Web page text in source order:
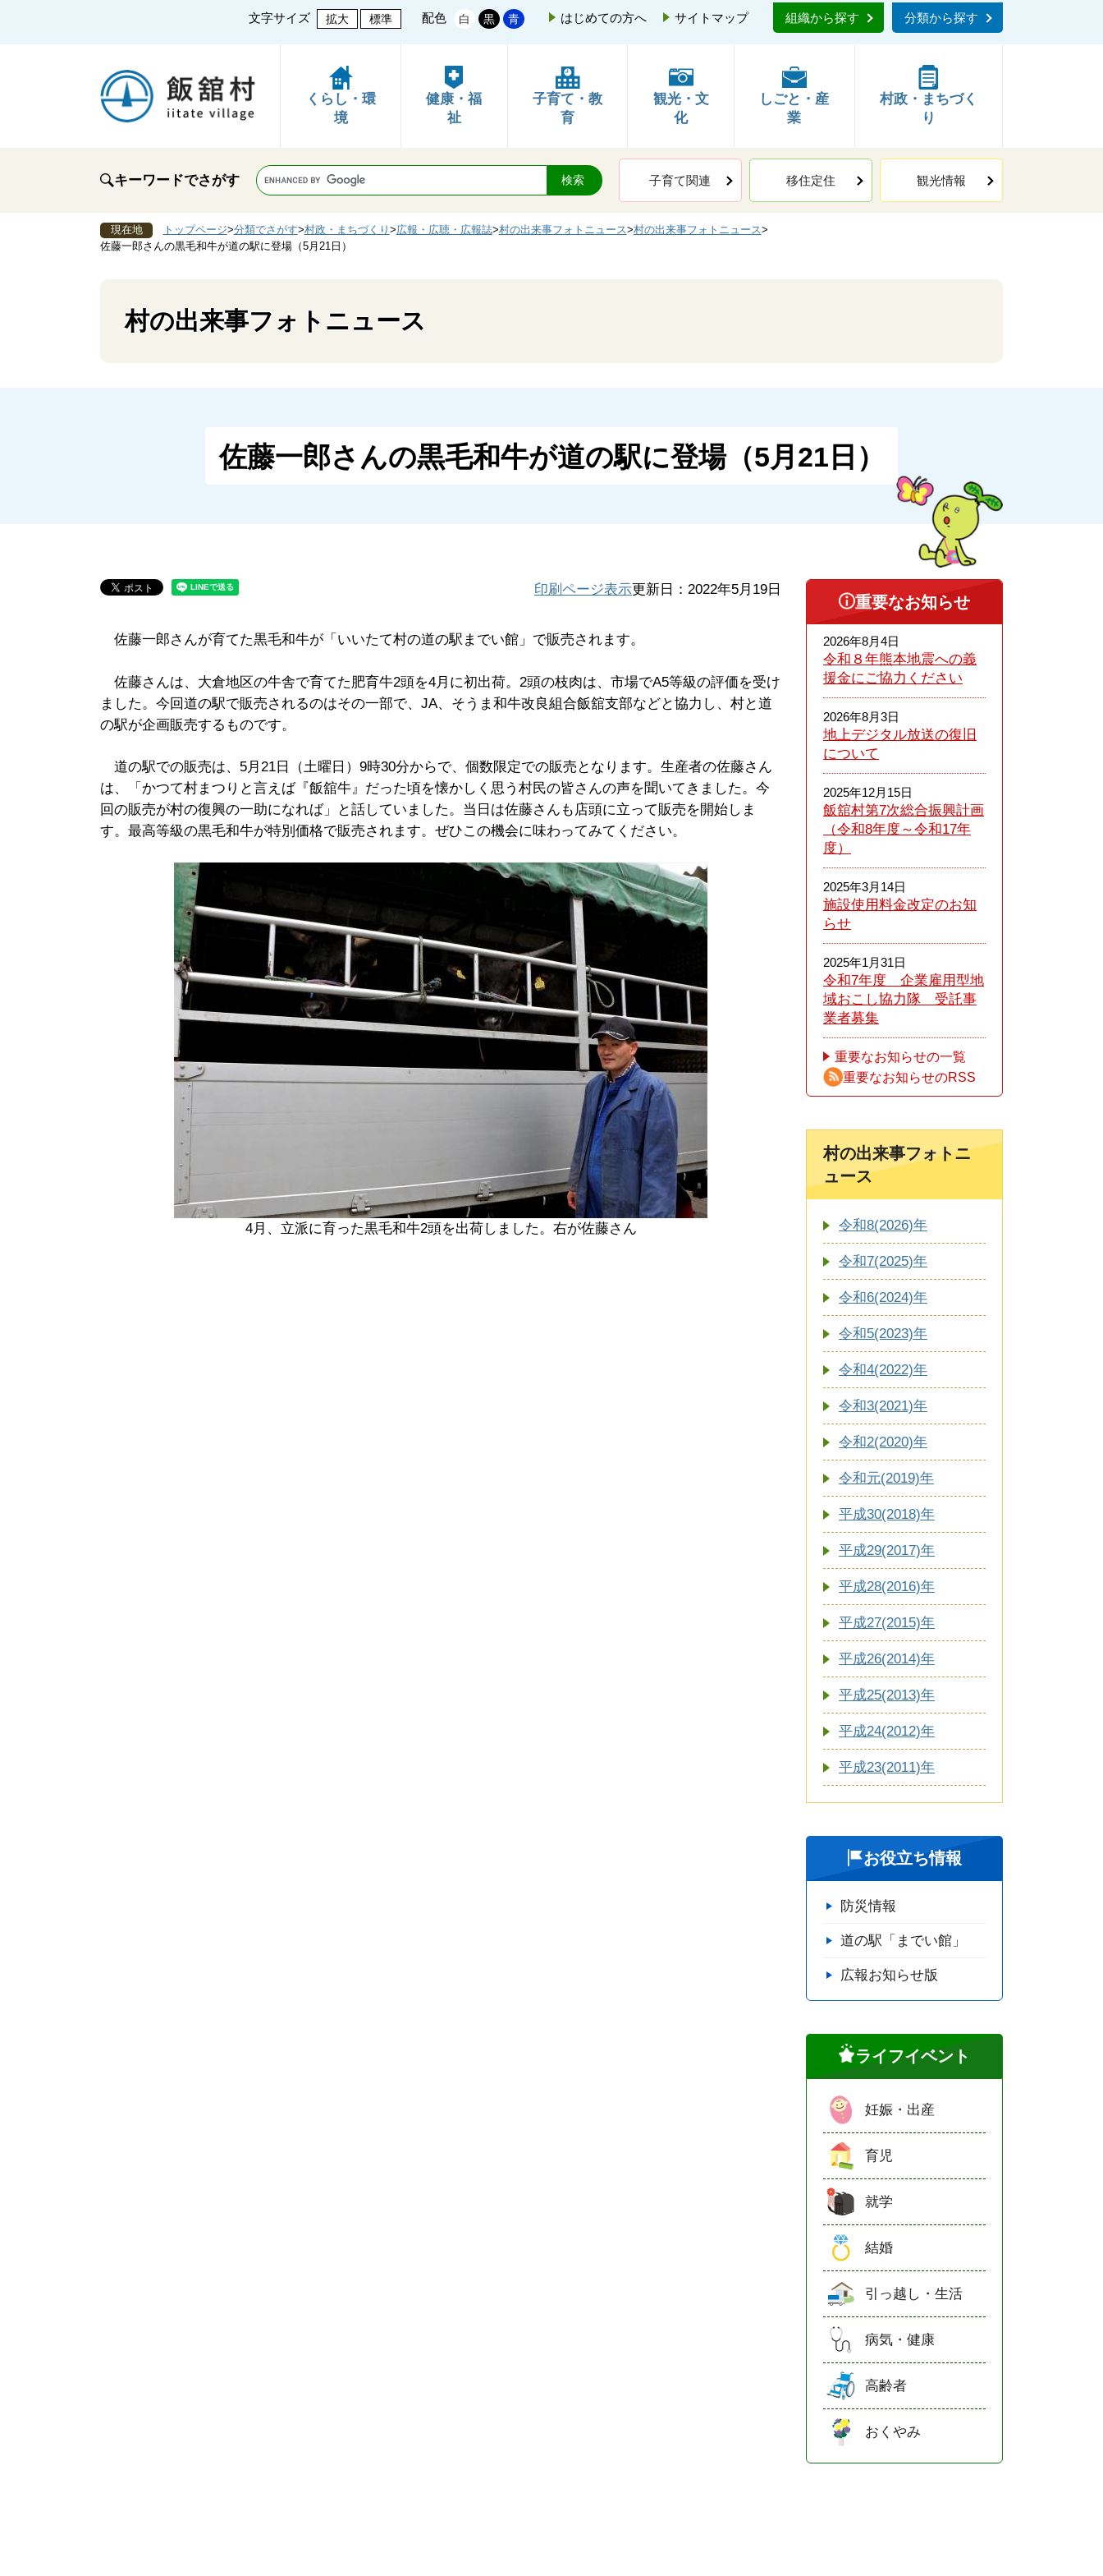
文字サイズ 拡大 標準 配色 白 黒 青 はじめての方へ サイトマップ 組織から探す 分類から探す
くらし・環
境
健康・福
祉
子育て・教
育
観光・文
化
しごと・産
業
村政・まちづく
り
キーワードでさがす 子育て関連 移住定住 観光情報
現在地 トップページ>分類でさがす>村政・まちづくり >広報・広聴・広報誌>村の出来事フォトニュース>村の出来事フォトニュース>
佐藤一郎さんの黒毛和牛が道の駅に登場（5月21日）
村の出来事フォトニュース
佐藤一郎さんの黒毛和牛が道の駅に登場（5月21日）
印刷ページ表示更新日：2022年5月19日
佐藤一郎さんが育てた黒毛和牛が「いいたて村の道の駅までい館」で販売されます。
佐藤さんは、大倉地区の牛舎で育てた肥育牛2頭を4月に初出荷。2頭の枝肉は、市場でA5等級の評価を受け
ました。今回道の駅で販売されるのはその一部で、JA、そうま和牛改良組合飯舘支部などと協力し、村と道
の駅が企画販売するものです。
道の駅での販売は、5月21日（土曜日）9時30分からで、個数限定での販売となります。生産者の佐藤さん
は、「かつて村まつりと言えば『飯舘牛』だった頃を懐かしく思う村民の皆さんの声を聞いてきました。今
回の販売が村の復興の一助になれば」と話していました。当日は佐藤さんも店頭に立って販売を開始しま
す。最高等級の黒毛和牛が特別価格で販売されます。ぜひこの機会に味わってみてください。
4月、立派に育った黒毛和牛2頭を出荷しました。右が佐藤さん
重要なお知らせ
2026年8月4日
令和８年熊本​地震への義
援金にご協力ください
2026年8月3日
地上デジタル放送の復旧
について
2025年12月15日
飯舘村第7次総合振興計画
（令和8年度～令和17年
度）
2025年3月14日
施設使用料金改定のお知
らせ
2025年1月31日
令和7年度 企業雇用型地
域おこし協力隊 受託事
業者募集
重要なお知らせの一覧
重要なお知らせのRSS
村の出来事フォトニ
ュース
令和8(2026)年
令和7(2025)年
令和6(2024)年
令和5(2023)年
令和4(2022)年
令和3(2021)年
令和2(2020)年
令和元(2019)年
平成30(2018)年
平成29(2017)年
平成28(2016)年
平成27(2015)年
平成26(2014)年
平成25(2013)年
平成24(2012)年
平成23(2011)年
お役立ち情報
防災情報
道の駅「までい館」
広報お知らせ版
ライフイベント
妊娠・出産
育児
就学
結婚
引っ越し・生活
病気・健康
高齢者
おくやみ